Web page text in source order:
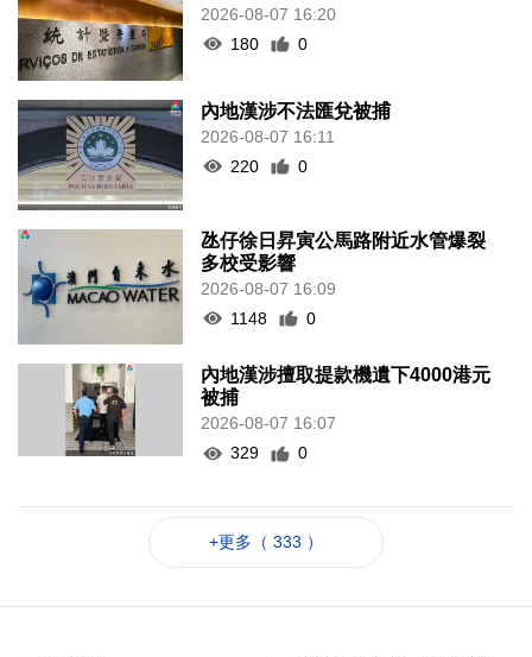
2026-08-07 16:20
180
0
內地漢涉不法匯兌被捕
2026-08-07 16:11
220
0
氹仔徐日昇寅公馬路附近水管爆裂
多校受影響
2026-08-07 16:09
1148
0
內地漢涉擅取提款機遺下4000港元
被捕
2026-08-07 16:07
329
0
+更多（ 333 ）